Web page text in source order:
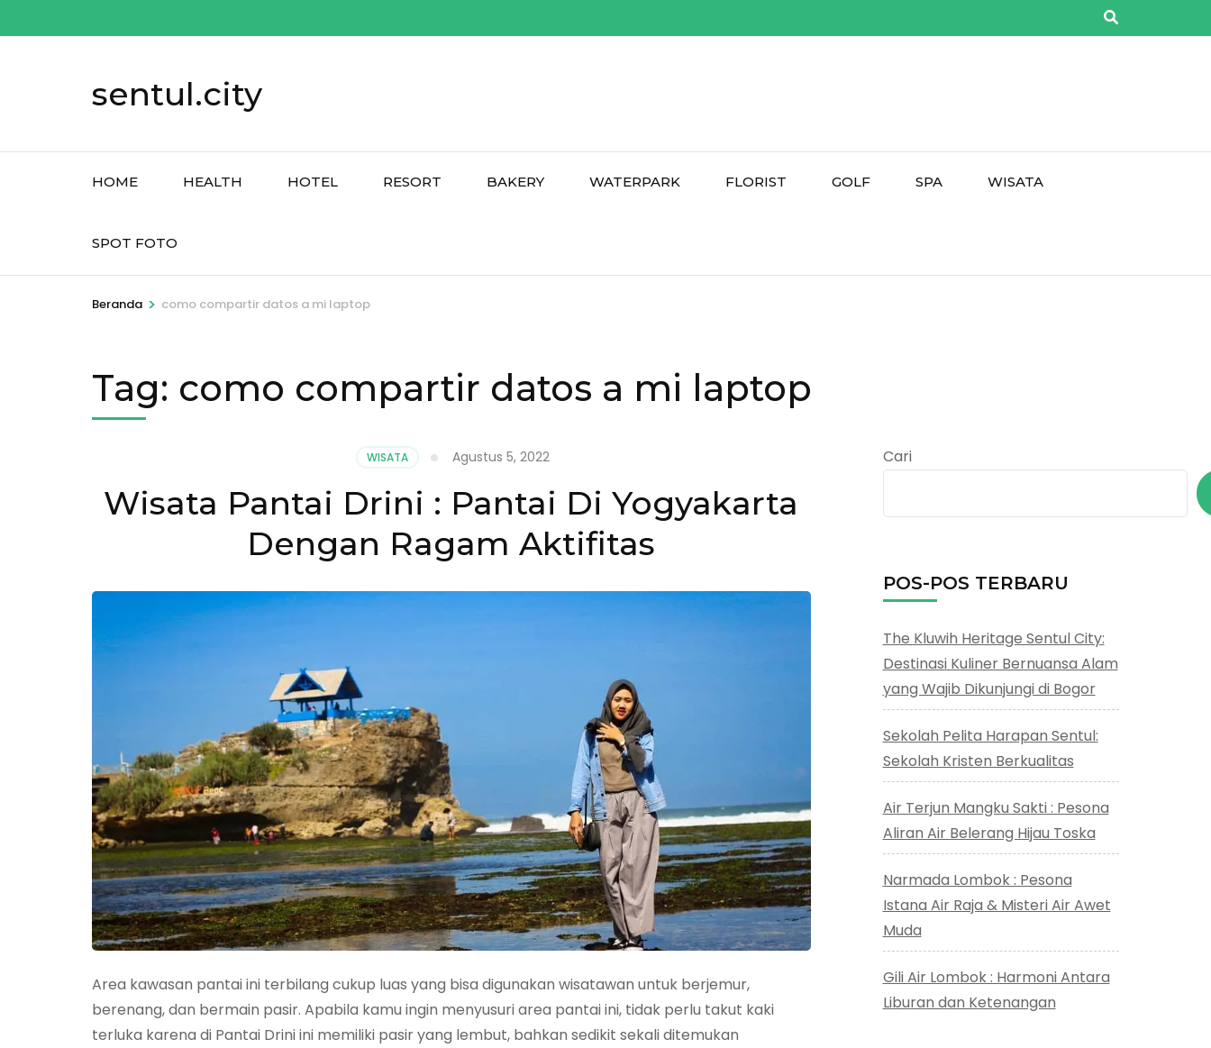
ke
sentul.city
HOME HEALTH HOTEL RESORT BAKERY WATERPARK FLORIST GOLF SPA WISATA
SPOT FOTO
Beranda > como compartir datos a mi laptop
Tag: como compartir datos a mi laptop
WISATA Agustus 5, 2022
Wisata Pantai Drini : Pantai Di Yogyakarta
Dengan Ragam Aktifitas
Area kawasan pantai ini terbilang cukup luas yang bisa digunakan wisatawan untuk berjemur,
berenang, dan bermain pasir. Apabila kamu ingin menyusuri area pantai ini, tidak perlu takut kaki
terluka karena di Pantai Drini ini memiliki pasir yang lembut, bahkan sedikit sekali ditemukan
Cari
POS-POS TERBARU
The Kluwih Heritage Sentul City:
Destinasi Kuliner Bernuansa Alam
yang Wajib Dikunjungi di Bogor
Sekolah Pelita Harapan Sentul:
Sekolah Kristen Berkualitas
Air Terjun Mangku Sakti : Pesona
Aliran Air Belerang Hijau Toska
Narmada Lombok : Pesona
Istana Air Raja & Misteri Air Awet
Muda
Gili Air Lombok : Harmoni Antara
Liburan dan Ketenangan